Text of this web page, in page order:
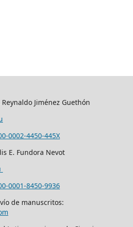
Reynaldo Jiménez Guethón
0002-4450-445X
E. Fundora Nevot
0001-8450-9936
de manuscritos: